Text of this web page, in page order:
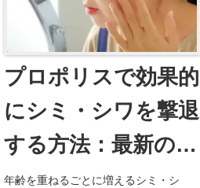
プロポリスで効果的
にシミ・シワを撃退
する方法：最新の情
報に基づいた徹底解
年齢を重ねるごとに増えるシミ・シ